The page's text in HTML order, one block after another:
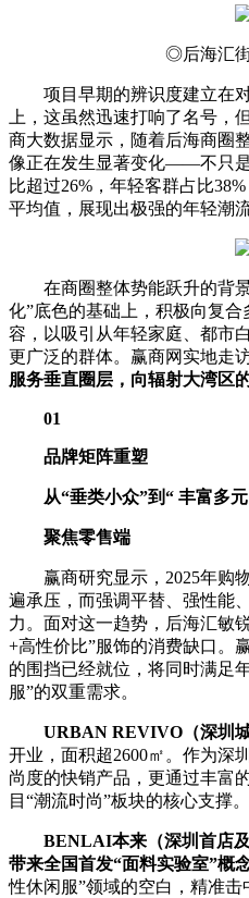
◎后海汇
项目早期的辨识度建立在
上，这虽然迅速打响了名号，
商大数据显示，随着后海商圈
像正在发生显著变化——不只
比超过26%，年轻客群占比
平均值，展现出极强的年轻潮
在商圈整体势能跃升的背
化”底色的基础上，积极向复
容，以吸引从年轻家庭、都市
更广泛的群体。赢商网实地走
服务垂直圈层，向辐射大湾区
01
品牌矩阵重塑
从“垂类小众”到“ 丰富多
聚焦零售端
赢商研究显示，2025年购
遍承压，而强调平替、强性能
力。面对这一趋势，后海汇敏
+高性价比”服饰的消费缺口。
的围挡已经就位，将同时满足
服”的双重需求。
URBAN REVIVO（深圳城
开业，面积超2600㎡。作为深
尚度的快销产品，更通过丰富
目“潮流时尚”板块的核心支撑。
BENLAI本来（深圳首店
带来全国首发“面料实验室”概念
性休闲服”领域的空白，精准